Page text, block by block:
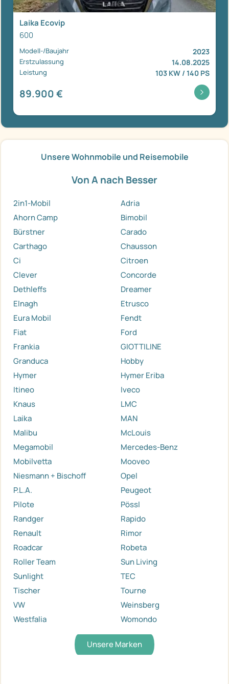
Laika Ecovip
600
Modell-/Baujahr 2023
Erstzulassung 14.08.2025
Leistung 103 KW / 140 PS
89.900 €
Unsere Wohnmobile und Reisemobile
Von A nach Besser
2in1-Mobil
Adria
Ahorn Camp
Bimobil
Bürstner
Carado
Carthago
Chausson
Ci
Citroen
Clever
Concorde
Dethleffs
Dreamer
Elnagh
Etrusco
Eura Mobil
Fendt
Fiat
Ford
Frankia
GIOTTILINE
Granduca
Hobby
Hymer
Hymer Eriba
Itineo
Iveco
Knaus
LMC
Laika
MAN
Malibu
McLouis
Megamobil
Mercedes-Benz
Mobilvetta
Mooveo
Niesmann + Bischoff
Opel
P.L.A.
Peugeot
Pilote
Pössl
Randger
Rapido
Renault
Rimor
Roadcar
Robeta
Roller Team
Sun Living
Sunlight
TEC
Tischer
Tourne
VW
Weinsberg
Westfalia
Womondo
Unsere Marken